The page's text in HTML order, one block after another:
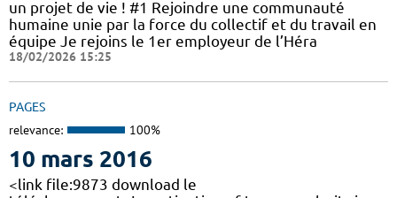
un projet de vie ! #1 Rejoindre une communauté
humaine unie par la force du collectif et du travail en
équipe Je rejoins le 1er employeur de l’Héra
18/02/2026 15:25
PAGES
relevance: 100%
10 mars 2016
<link file:9873 download le